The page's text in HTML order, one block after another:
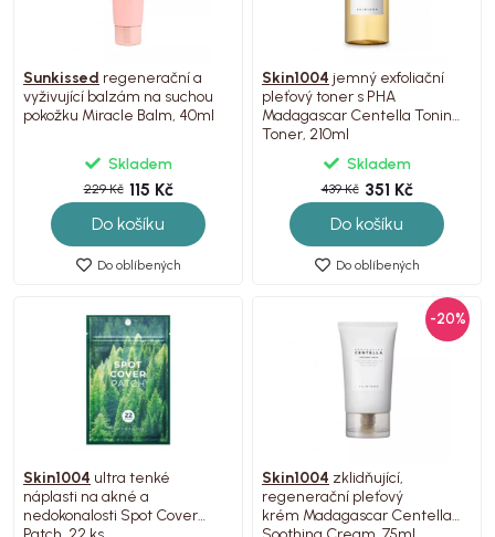
Sunkissed regenerační a
vyživující balzám na suchou
pokožku Miracle Balm, 40ml
Skladem
229 Kč 115 Kč
Do košíku
Do oblíbených
Skin1004 jemný exfoliační
pleťový toner s PHA
Madagascar Centella Toning
Toner, 210ml
Skladem
439 Kč 351 Kč
Do košíku
Do oblíbených
Skin1004 ultra tenké
náplasti na akné a
nedokonalosti Spot Cover
-20%
Skin1004 zklidňující,
regenerační pleťový
krém Madagascar Centella